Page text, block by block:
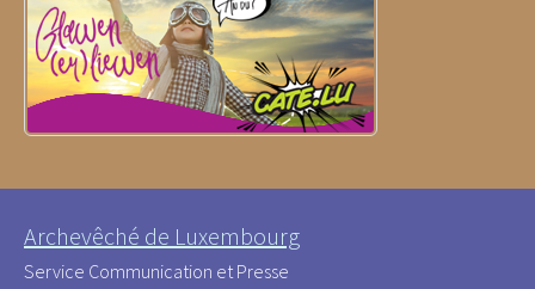
Archevêché de Luxembourg
Service Communication et Presse